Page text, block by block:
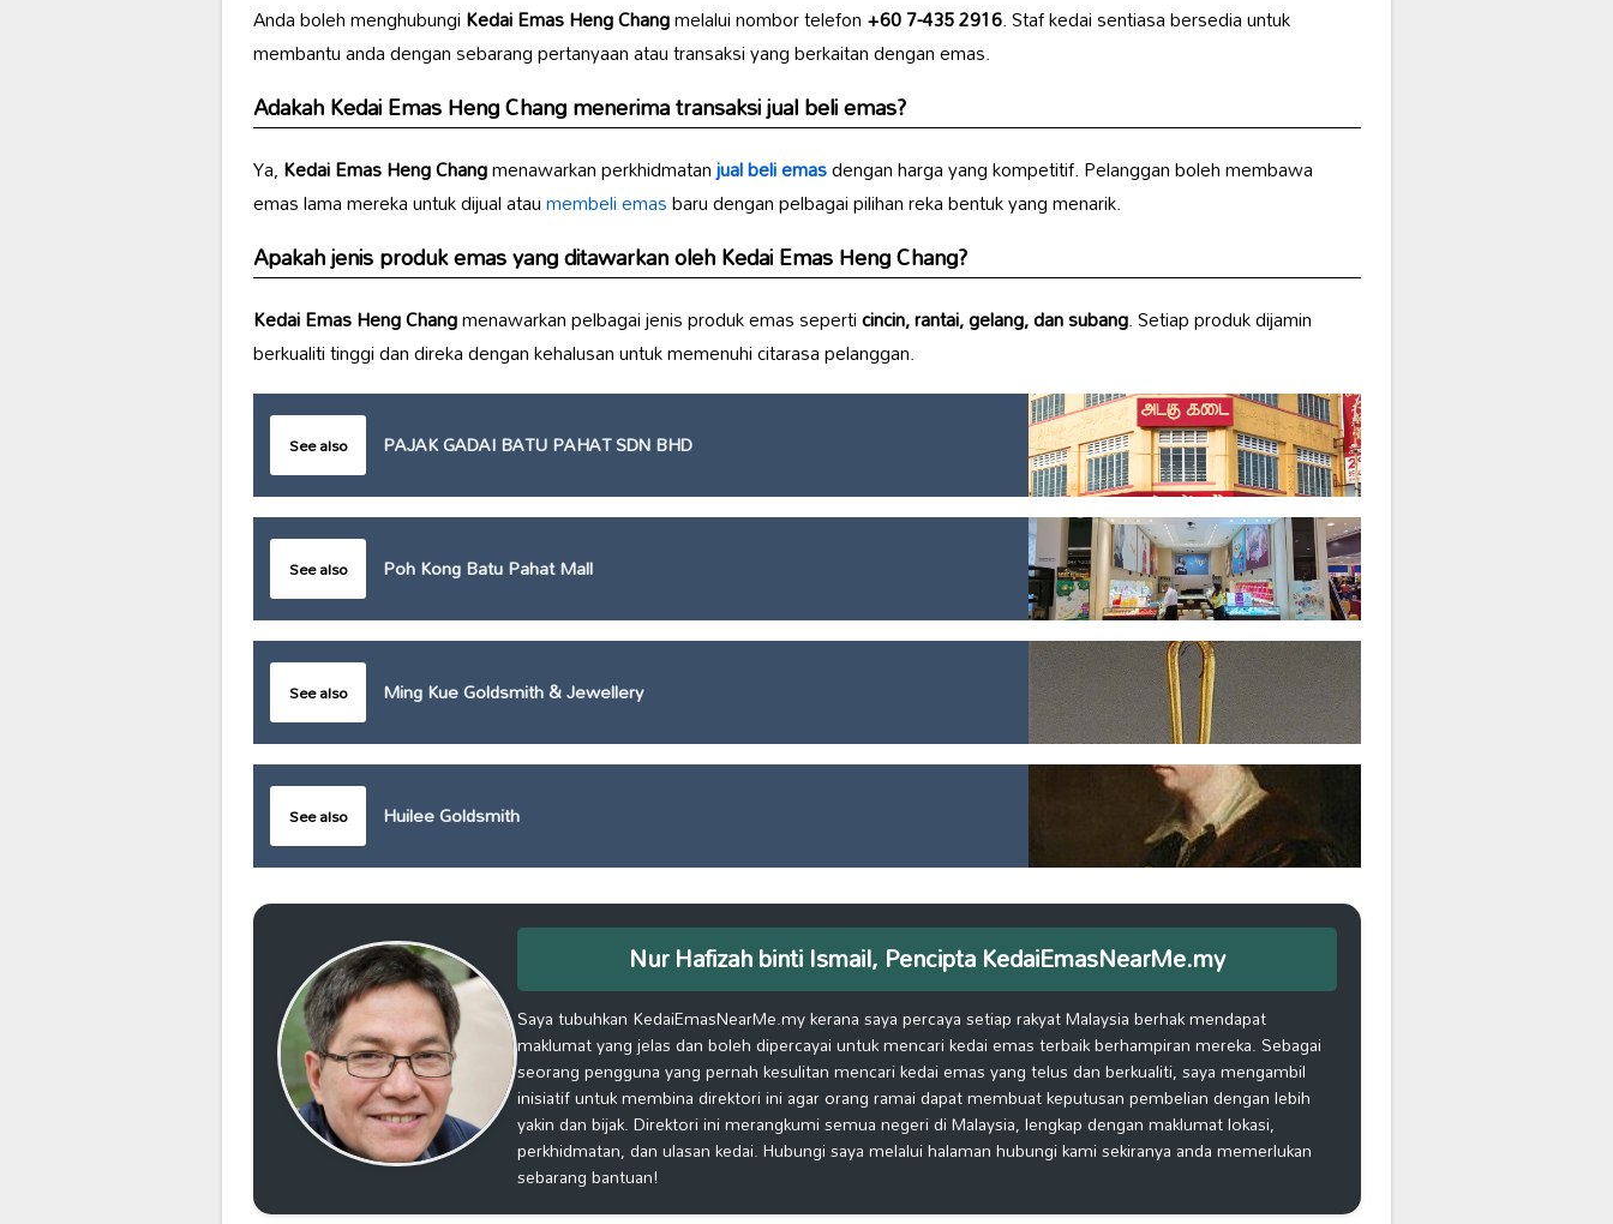
Anda boleh menghubungiKedai Emas Heng Changmelalui nombor telefon+60 7-435 2916. Staf kedai sentiasa bersedia untuk
membantu anda dengan sebarang pertanyaan atau transaksi yang berkaitan dengan emas.
AdakahKedai Emas Heng Changmenerima transaksi jual beli emas?
Ya,Kedai Emas Heng Changmenawarkan perkhidmatanjual beli emasdengan harga yang kompetitif. Pelanggan boleh membawa
emas lama mereka untuk dijual ataumembeli emasbaru dengan pelbagai pilihan reka bentuk yang menarik.
Apakah jenis produk emas yang ditawarkan olehKedai Emas Heng Chang?
Kedai Emas Heng Changmenawarkan pelbagai jenis produk emas seperticincin, rantai, gelang, dan subang. Setiap produk dijamin
berkualiti tinggi dan direka dengan kehalusan untuk memenuhi citarasa pelanggan.
See also PAJAK GADAI BATU PAHAT SDN BHD
See also Poh Kong Batu Pahat Mall
See also Ming Kue Goldsmith & Jewellery
See also Huilee Goldsmith
Nur Hafizah binti Ismail, Pencipta KedaiEmasNearMe.my
Saya tubuhkan KedaiEmasNearMe.my kerana saya percaya setiap rakyat Malaysia berhak mendapat
maklumat yang jelas dan boleh dipercayai untuk mencari kedai emas terbaik berhampiran mereka. Sebagai
seorang pengguna yang pernah kesulitan mencari kedai emas yang telus dan berkualiti, saya mengambil
inisiatif untuk membina direktori ini agar orang ramai dapat membuat keputusan pembelian dengan lebih
yakin dan bijak. Direktori ini merangkumi semua negeri di Malaysia, lengkap dengan maklumat lokasi,
perkhidmatan, dan ulasan kedai. Hubungi saya melalui halaman hubungi kami sekiranya anda memerlukan
sebarang bantuan!